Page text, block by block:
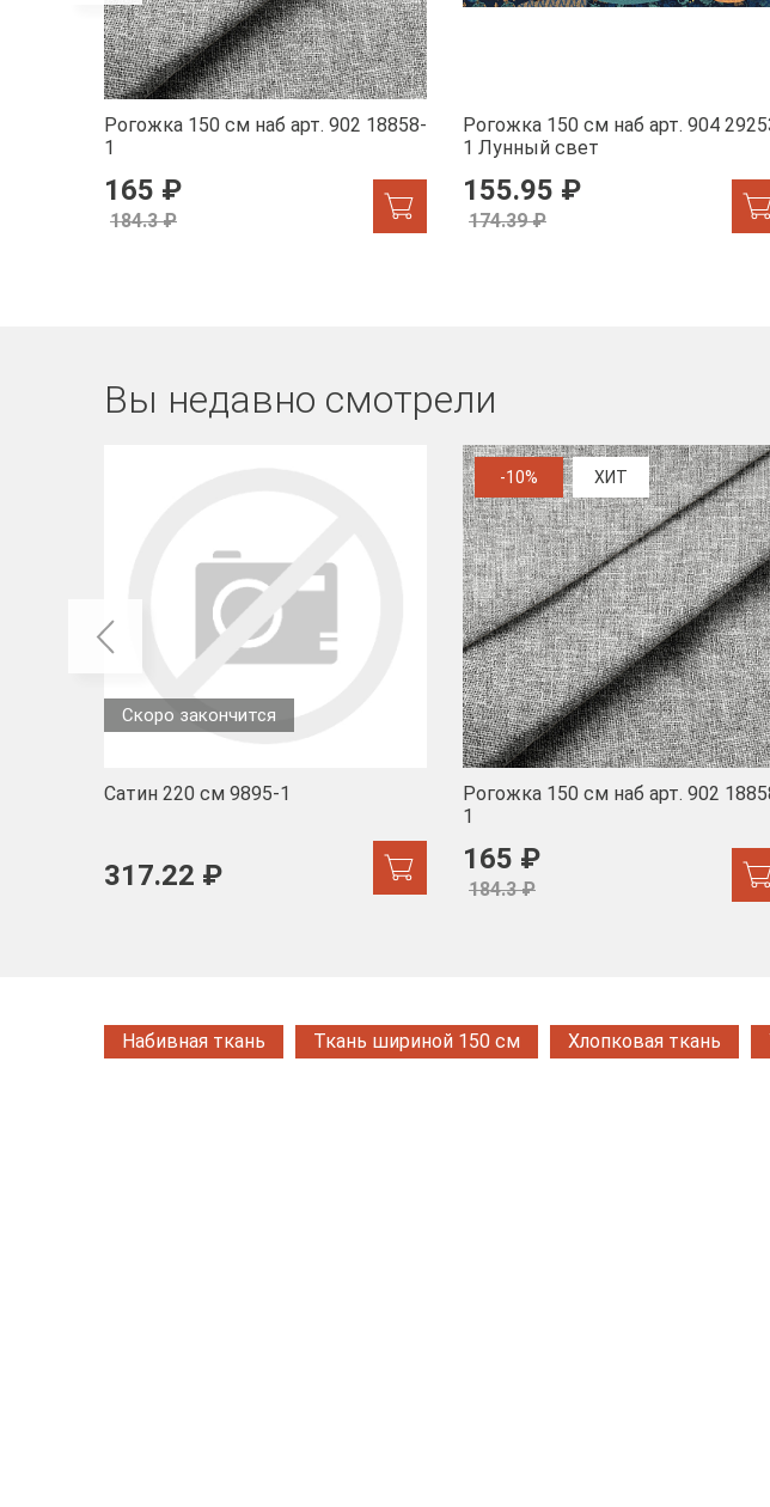
Рогожка 150 см наб арт. 902 18858-
1
165 ₽
184.3 ₽
Рогожка 150 см наб арт. 904
1 Лунный свет
155.95 ₽
174.39 ₽
Вы недавно смотрели
Скоро закончится
Сатин 220 см 9895-1
317.22 ₽
-10% ХИТ
Рогожка 150 см наб арт. 902
1
165 ₽
184.3 ₽
Набивная ткань Ткань шириной 150 см Хлопковая ткань